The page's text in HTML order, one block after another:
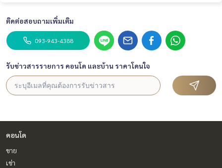
ติดต่อสอบถามเพิ่มเติม
093-943-4388
รับข่าวสารรายการ คอนโด และบ้าน ราคาโดนใจ
คอนโด
ขาย
เช่า